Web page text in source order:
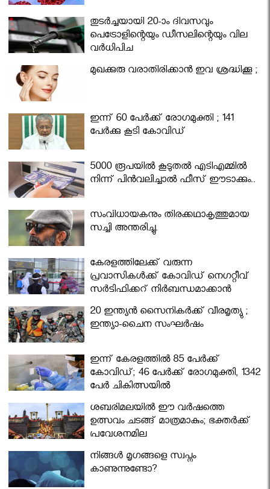
തുടർച്ചയായി 20-ാം ദിവസവും
പെട്രോളിന്റെയും ഡീസലിന്റെയും വില
വര്‍ധിപ്പിച്ചു
മുഖക്കുരു വരാതിരിക്കാന്‍ ഇവ ശ്രദ്ധിക്കൂ ;
ഇന്ന് 60 പേർക്ക് രോഗമുക്തി ; 141
പേര്‍ക്കു കൂടി കോവിഡ്
5000 രൂപയിൽ കൂടുതൽ എടിഎമ്മിൽ
നിന്ന് പിൻവലിച്ചാൽ ഫീസ് ഈടാക്കും..
സംവിധായകനും തിരക്കഥാകൃത്തുമായ
സച്ചി അന്തരിച്ചു.
കേരളത്തിലേക്ക് വരുന്ന
പ്രവാസികള്‍ക്ക് കോവിഡ് നെഗറ്റീവ്
സര്‍ട്ടിഫിക്കറ്റ് നിർബന്ധമാക്കാൻ
മന്ത്രിസഭ
20 ഇന്ത്യൻ സൈനികർക്ക് വീരമൃത്യു ;
ഇന്ത്യാ-ചൈന സംഘർഷം
ഇന്ന് കേരളത്തിൽ 85 പേർക്ക്
കോവിഡ്; 46 പേർക്ക് രോഗമുക്തി, 1342
പേർ ചികിത്സയിൽ
ശബരിമലയില്‍ ഈ വർഷത്തെ
ഉത്സവം ചടങ്ങ് മാത്രമാകും; ഭക്തർക്ക്
പ്രവേശനമില്ല
നിങ്ങള്‍ മൃഗങ്ങളെ സ്വപ്നം
കാണുന്നുണ്ടോ?